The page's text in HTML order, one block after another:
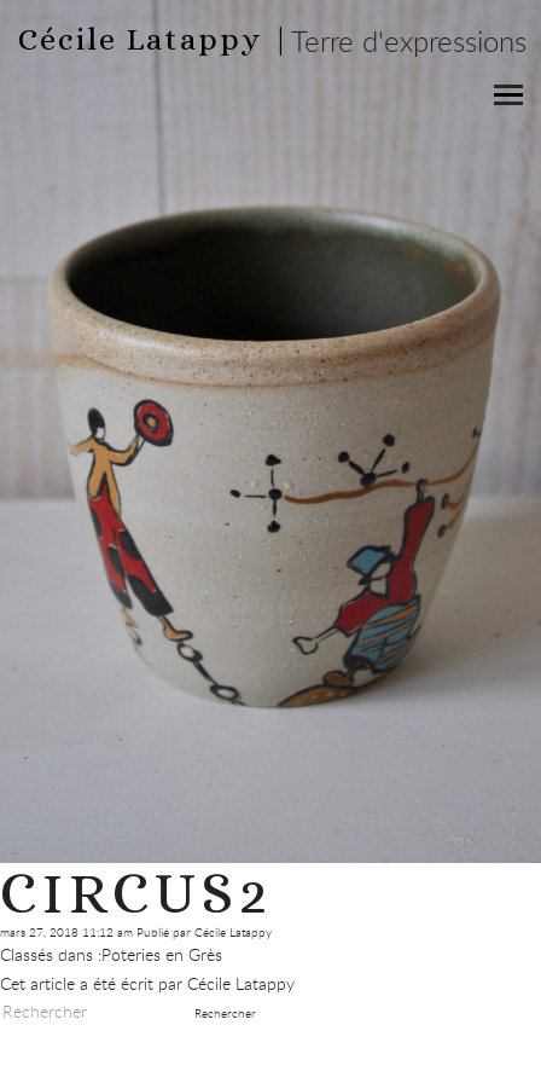
Cécile Latappy | Terre d'expressions
CIRCUS2
mars 27, 2018 11:12 am Publié par Cécile Latappy
Classés dans :Poteries en Grès
Cet article a été écrit par Cécile Latappy
Rechercher